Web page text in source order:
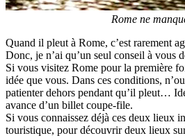
Rome ne
Quand il pleut à Rome, c’est rarement
Donc, je n’ai qu’un seul conseil à vous
Si vous visitez Rome pour la première
idée que vous. Dans ces conditions,
patienter dehors pendant qu’il pleut…
avance d’un billet coupe-file.
Si vous connaissez déjà ces deux lieux
touristique, pour découvrir deux lieux